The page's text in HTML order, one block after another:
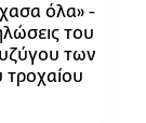
όλα» -
του
των